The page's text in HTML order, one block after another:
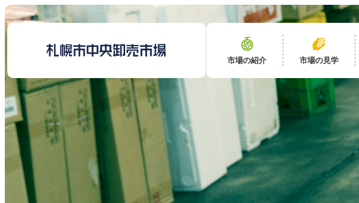
市場の紹介 市場の見学